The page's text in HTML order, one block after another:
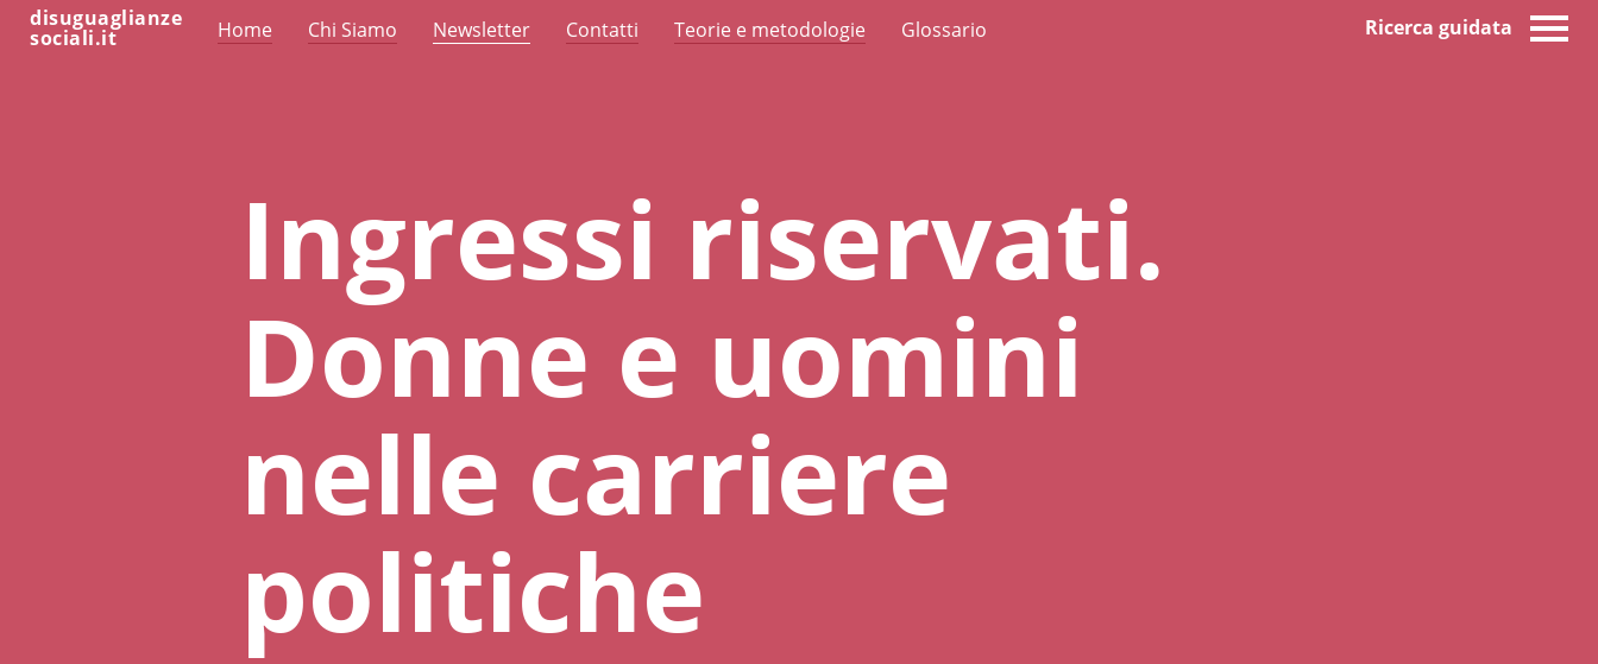
disuguaglianze
sociali.it Home Chi Siamo Newsletter Contatti Teorie e metodologie Glossario Ricerca guidata
Ingressi riservati.
Donne e uomini
nelle carriere
politiche